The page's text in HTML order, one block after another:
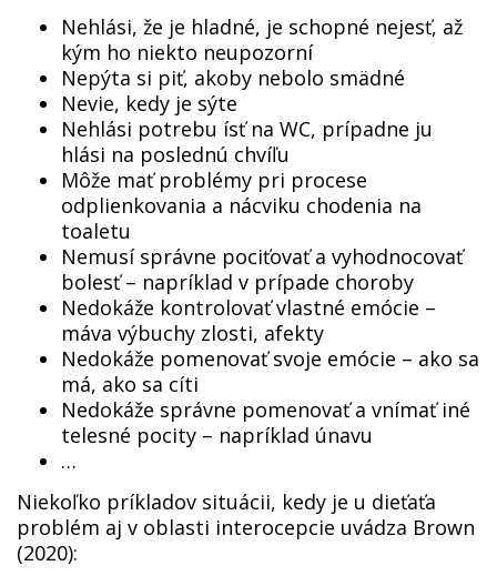
Nehlási, že je hladné, je schopné nejesť, až
kým ho niekto neupozorní
Nepýta si piť, akoby nebolo smädné
Nevie, kedy je sýte
Nehlási potrebu ísť na WC, prípadne ju
hlási na poslednú chvíľu
Môže mať problémy pri procese
odplienkovania a nácviku chodenia na
toaletu
Nemusí správne pociťovať a vyhodnocovať
bolesť – napríklad v prípade choroby
Nedokáže kontrolovať vlastné emócie –
máva výbuchy zlosti, afekty
Nedokáže pomenovať svoje emócie – ako sa
má, ako sa cíti
Nedokáže správne pomenovať a vnímať iné
telesné pocity – napríklad únavu
…
Niekoľko príkladov situácii, kedy je u dieťaťa
problém aj v oblasti interocepcie uvádza Brown
(2020):